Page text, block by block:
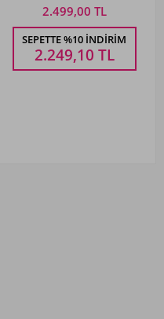
2.499,00 TL
SEPETTE %10 İNDIRIM
2.249,10 TL